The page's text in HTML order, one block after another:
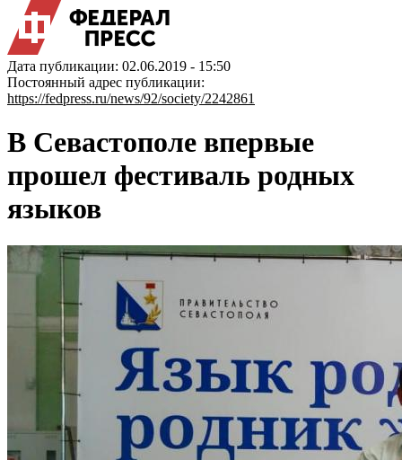
Дата публикации: 02.06.2019 - 15:50
Постоянный адрес публикации:
https://fedpress.ru/news/92/society/2242861
В Севастополе впервые
прошел фестиваль родных
языков